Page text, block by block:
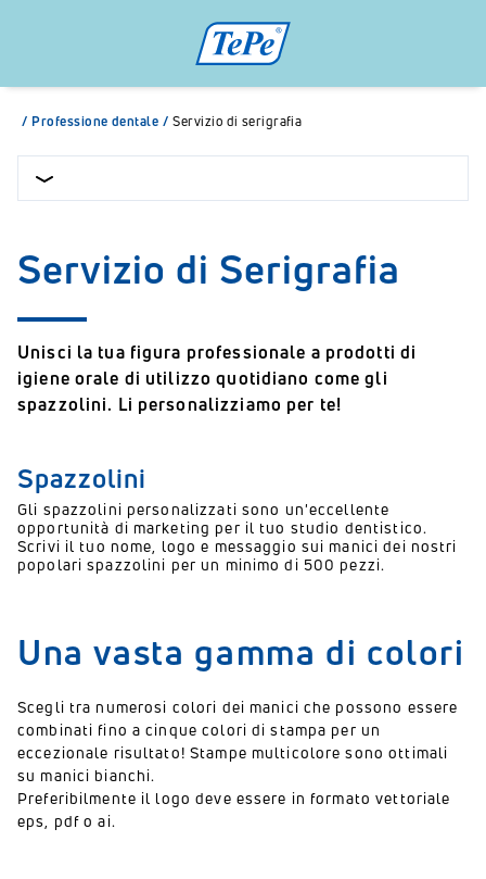
/ Professione dentale / Servizio di serigrafia
Servizio di Serigrafia
Unisci la tua figura professionale a prodotti di
igiene orale di utilizzo quotidiano come gli
spazzolini. Li personalizziamo per te!
Spazzolini
Gli spazzolini personalizzati sono un'eccellente
opportunità di marketing per il tuo studio dentistico.
Scrivi il tuo nome, logo e messaggio sui manici dei nostri
popolari spazzolini per un minimo di 500 pezzi.
Una vasta gamma di colori
Scegli tra numerosi colori dei manici che possono essere
combinati fino a cinque colori di stampa per un
eccezionale risultato! Stampe multicolore sono ottimali
su manici bianchi.
Preferibilmente il logo deve essere in formato vettoriale
eps, pdf o ai.